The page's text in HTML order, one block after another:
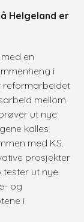
Helgeland er
en
i
reformarbeidet
mellom
ut nye
kalles
med KS.
prosjekter
tester ut nye
og
i